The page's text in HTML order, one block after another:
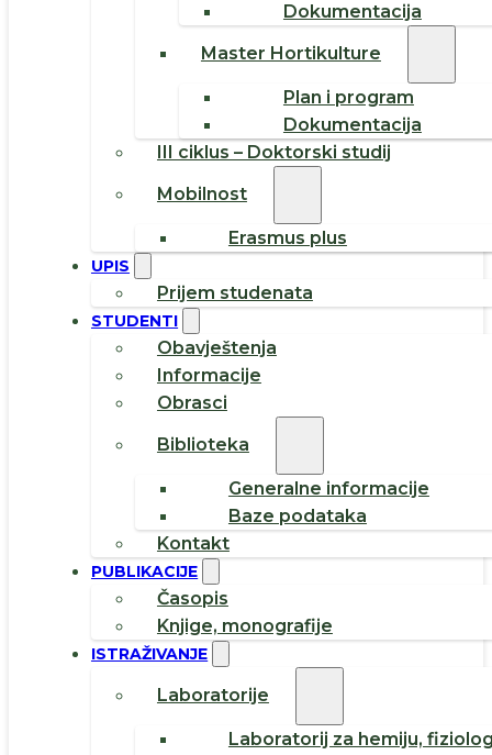
Dokumentacija
Master Hortikulture
Plan i program
Dokumentacija
III ciklus – Doktorski studij
Mobilnost
Erasmus plus
UPIS
Prijem studenata
STUDENTI
Obavještenja
Informacije
Obrasci
Biblioteka
Generalne informacije
Baze podataka
Kontakt
PUBLIKACIJE
Časopis
Knjige, monografije
ISTRAŽIVANJE
Laboratorije
Laboratorij za hemiju,